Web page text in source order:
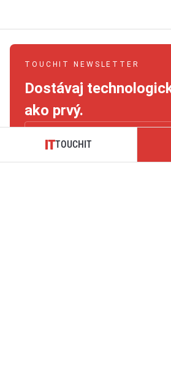
TOUCHIT NEWSLETTER
Dostávaj
ako prvý.
TOUCHIT